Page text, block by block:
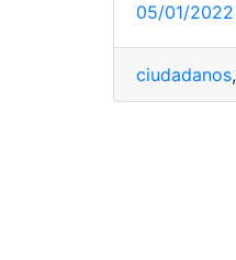
05/01/2022
ciudadanos,